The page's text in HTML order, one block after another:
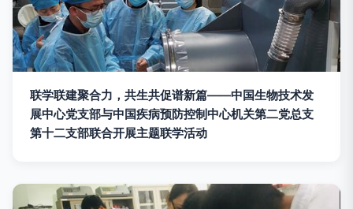
联学联建聚合力，共生共促谱新篇——中国生物技术发
展中心党支部与中国疾病预防控制中心机关第二党总支
第十二支部联合开展主题联学活动